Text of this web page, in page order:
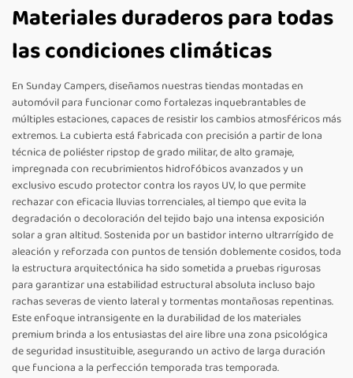
Materiales duraderos para todas
las condiciones climáticas
En Sunday Campers, diseñamos nuestras tiendas montadas en
automóvil para funcionar como fortalezas inquebrantables de
múltiples estaciones, capaces de resistir los cambios atmosféricos más
extremos. La cubierta está fabricada con precisión a partir de lona
técnica de poliéster ripstop de grado militar, de alto gramaje,
impregnada con recubrimientos hidrofóbicos avanzados y un
exclusivo escudo protector contra los rayos UV, lo que permite
rechazar con eficacia lluvias torrenciales, al tiempo que evita la
degradación o decoloración del tejido bajo una intensa exposición
solar a gran altitud. Sostenida por un bastidor interno ultrarrígido de
aleación y reforzada con puntos de tensión doblemente cosidos, toda
la estructura arquitectónica ha sido sometida a pruebas rigurosas
para garantizar una estabilidad estructural absoluta incluso bajo
rachas severas de viento lateral y tormentas montañosas repentinas.
Este enfoque intransigente en la durabilidad de los materiales
premium brinda a los entusiastas del aire libre una zona psicológica
de seguridad insustituible, asegurando un activo de larga duración
que funciona a la perfección temporada tras temporada.